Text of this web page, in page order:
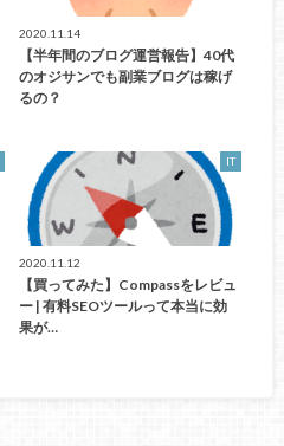
2020.11.14
【半年間のブログ運営報告】40代
のオジサンでも副業ブログは稼げ
るの？
IT
2020.11.12
【買ってみた】Compassをレビュ
ー | 有料SEOツールって本当に効
果が…